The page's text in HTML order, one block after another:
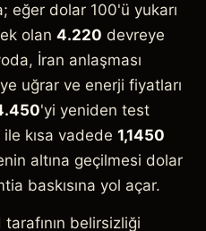
eğer dolar 100'ü yukarı
olan 4.220 devreye
İran anlaşması
uğrar ve enerji fiyatları
'yi yeniden test
ile kısa vadede 1,1450
altına geçilmesi dolar
baskısına yol açar.
belirsizliği